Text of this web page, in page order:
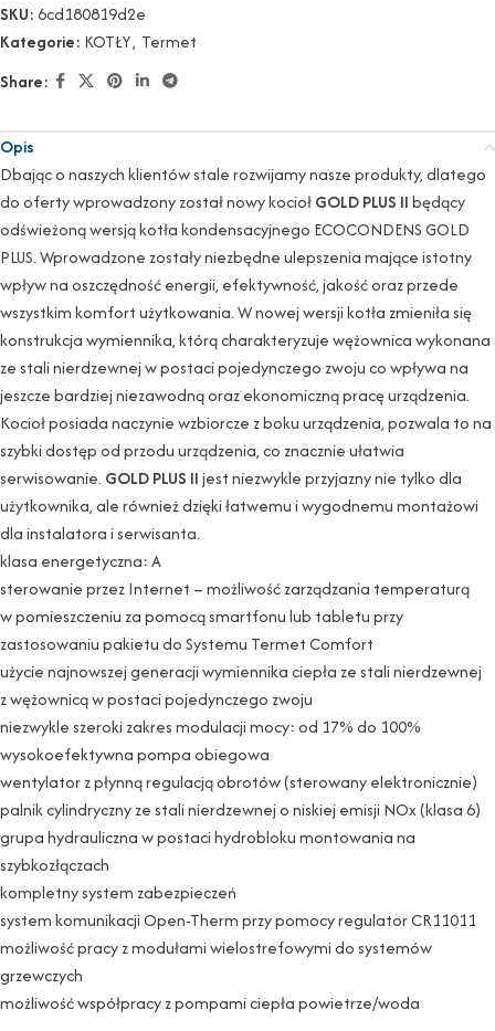
SKU:6cd180819d2e
Kategorie: KOTŁY, Termet
Share:
Opis
Dbając o naszych klientów stale rozwijamy nasze produkty, dlatego
do oferty wprowadzony został nowy kociołGOLD PLUS IIbędący
odświeżoną wersją kotła kondensacyjnego ECOCONDENS GOLD
PLUS. Wprowadzone zostały niezbędneulepszenia mające istotny
wpływ na oszczędność energii, efektywność, jakość oraz przede
wszystkim komfort użytkowania. W nowej wersji kotła zmieniła się
konstrukcja wymiennika, którą charakteryzuje wężownica wykonana
ze stali nierdzewnej w postaci pojedynczego zwoju co wpływa na
jeszcze bardziej niezawodną oraz ekonomiczną pracę urządzenia.
Kocioł posiada naczynie wzbiorcze z boku urządzenia, pozwala to na
szybki dostęp od przodu urządzenia, co znacznie ułatwia
serwisowanie.GOLD PLUS IIjest niezwykle przyjazny nie tylko dla
użytkownika, ale również dzięki łatwemu i wygodnemu montażowi
dla instalatora i serwisanta.
klasa energetyczna: A
sterowanie przez Internet – możliwość zarządzania temperaturą
w pomieszczeniu za pomocą smartfonu lub tabletu przy
zastosowaniu pakietu do Systemu Termet Comfort
użycie najnowszej generacji wymiennika ciepła ze stali nierdzewnej
z wężownicą w postaci pojedynczego zwoju
niezwykle szeroki zakres modulacji mocy: od 17% do 100%
wysokoefektywna pompa obiegowa
wentylator z płynną regulacją obrotów (sterowany elektronicznie)
palnik cylindryczny ze stali nierdzewnej o niskiej emisji NOx (klasa 6)
grupa hydrauliczna w postaci hydrobloku montowania na
szybkozłączach
kompletny system zabezpieczeń
system komunikacji Open-Therm przy pomocy regulator CR11011
możliwość pracy z modułami wielostrefowymi do systemów
grzewczych
możliwość współpracy z pompami ciepła powietrze/woda